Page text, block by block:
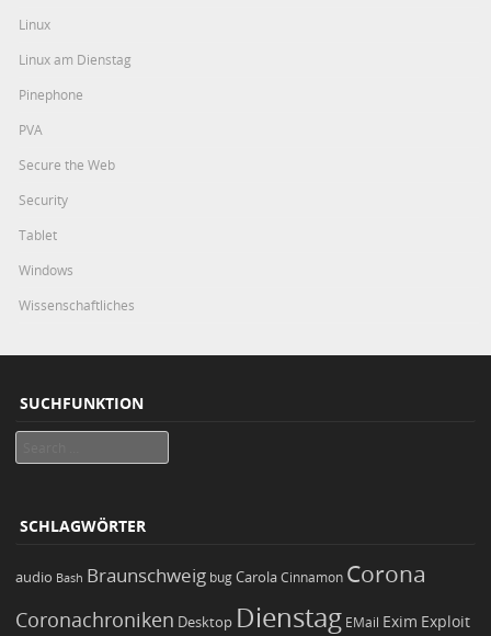
Linux
Linux am Dienstag
Pinephone
PVA
Secure the Web
Security
Tablet
Windows
Wissenschaftliches
SUCHFUNKTION
SCHLAGWÖRTER
audio Bash Braunschweig bugCarola Cinnamon Corona
Coronachroniken Desktop Dienstag EMail Exim Exploit